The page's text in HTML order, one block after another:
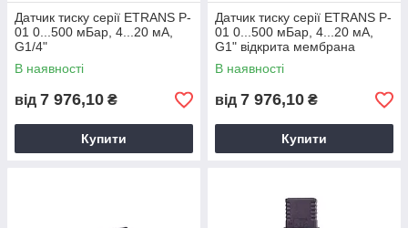
Датчик тиску серії ETRANS P-
01 0...500 мБар, 4...20 мА,
G1/4"
В наявності
від 7 976,10 ₴
Купити
Датчик тиску серії ETRANS P-
01 0...500 мБар, 4...20 мА,
G1" відкрита мембрана
В наявності
від 7 976,10 ₴
Купити